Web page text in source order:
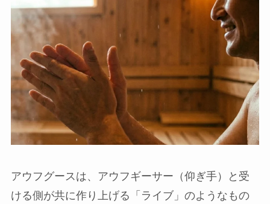
アウフグースは、アウフギーサー（仰ぎ手）と受
ける側が共に作り上げる「ライブ」のようなもの